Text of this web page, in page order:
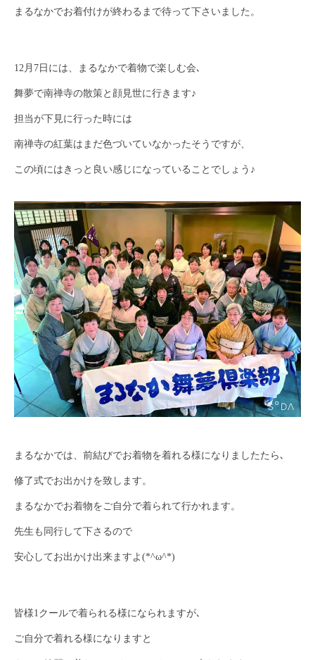
まるなかでお着付けが終わるまで待って下さいました。
12月7日には、まるなかで着物で楽しむ会､
舞夢で南禅寺の散策と顔見世に行きます♪
担当が下見に行った時には
南禅寺の紅葉はまだ色づいていなかったそうですが、
この頃にはきっと良い感じになっていることでしょう♪
まるなかでは、前結びでお着物を着れる様になりましたたら､
修了式でお出かけを致します。
まるなかでお着物をご自分で着られて行かれます。
先生も同行して下さるので
安心してお出かけ出来ますよ(*^ω^*)
皆様1クールで着られる様になられますが､
ご自分で着れる様になりますと